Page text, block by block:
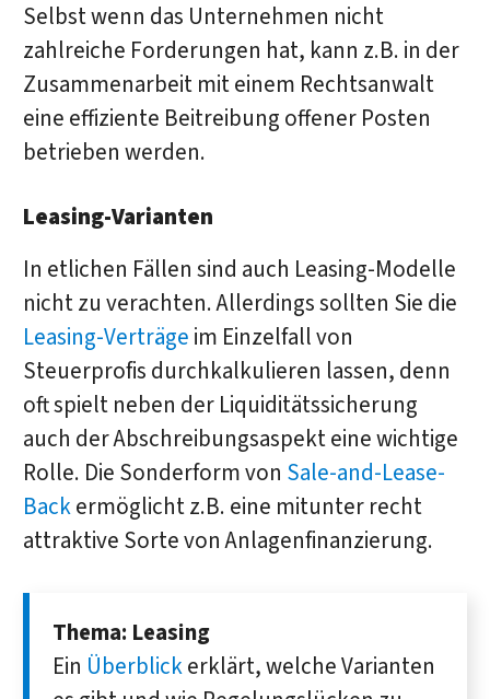
Selbst wenn das Unternehmen nicht
zahlreiche Forderungen hat, kann z.B. in der
Zusammenarbeit mit einem Rechtsanwalt
eine effiziente Beitreibung offener Posten
betrieben werden.
Leasing-Varianten
In etlichen Fällen sind auch Leasing-Modelle
nicht zu verachten. Allerdings sollten Sie die
Leasing-Verträge im Einzelfall von
Steuerprofis durchkalkulieren lassen, denn
oft spielt neben der Liquiditätssicherung
auch der Abschreibungsaspekt eine wichtige
Rolle. Die Sonderform von Sale-and-Lease-
Backermöglicht z.B. eine mitunter recht
attraktive Sorte von Anlagenfinanzierung.
Thema: Leasing
Ein Überblickerklärt, welche Varian­ten